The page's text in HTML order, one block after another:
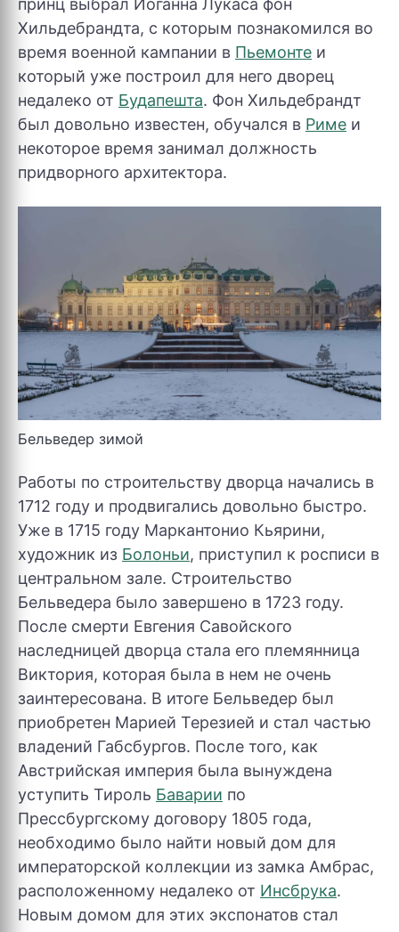
принц выбрал Иоганна Лукаса фон
Хильдебрандта, с которым познакомился во
время военной кампании в Пьемонте и
который уже построил для него дворец
недалеко от Будапешта. Фон Хильдебрандт
был довольно известен, обучался в Риме и
некоторое время занимал должность
придворного архитектора.
Бельведер зимой
Работы по строительству дворца начались в
1712 году и продвигались довольно быстро.
Уже в 1715 году Маркантонио Кьярини,
художник из Болоньи, приступил к росписи в
центральном зале. Строительство
Бельведера было завершено в 1723 году.
После смерти Евгения Савойского
наследницей дворца стала его племянница
Виктория, которая была в нем не очень
заинтересована. В итоге Бельведер был
приобретен Марией Терезией и стал частью
владений Габсбургов. После того, как
Австрийская империя была вынуждена
уступить Тироль Баварии по
Прессбургскому договору 1805 года,
необходимо было найти новый дом для
императорской коллекции из замка Амбрас,
расположенному недалеко от Инсбрука.
Новым домом для этих экспонатов стал